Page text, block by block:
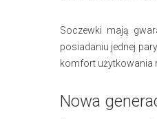
Soczewki mają
posiadaniu jednej
komfort użytkowania
Nowa